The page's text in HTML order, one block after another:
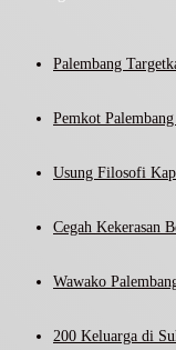
Palembang
Pemkot
Usung Filosofi
Cegah Kekerasan
Wawako
200 Keluarga di